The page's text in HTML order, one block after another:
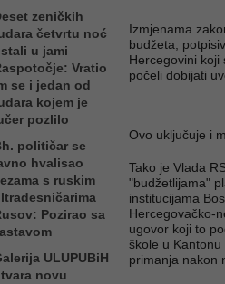
zeničkih
četvrtu noć
u jami
Vratio
se i jedan od
kojem je
pozlilo
političar se
hvalisao
s ruskim
Pozirao sa
ULUPUBiH
novu
Izmjenama
budžeta,
Hercegovini koji
počeli dobijati
Ovo uključuje i
Tako je Vlada
"budžetlijama"
institucijama
Hercegovačko-
ugovor koji to
škole u
primanja nakon